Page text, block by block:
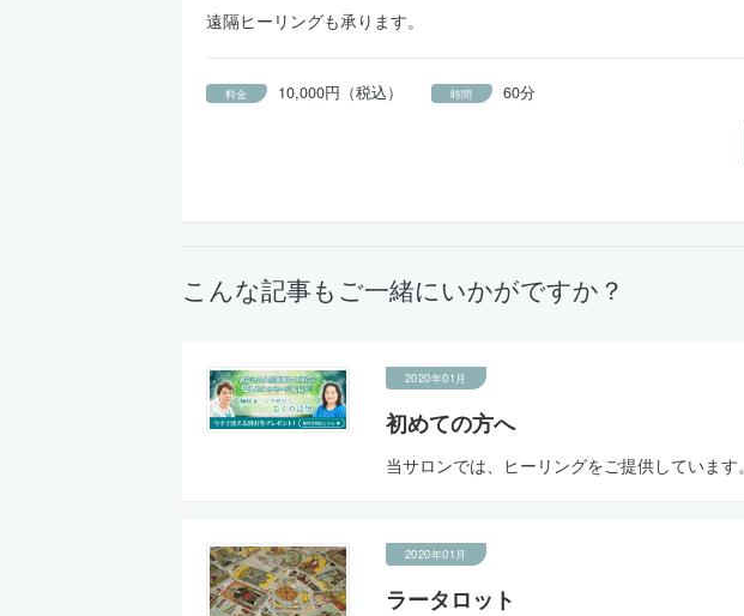
遠隔ヒーリングも承ります。
料金 10,000円（税込） 時間 60分
こんな記事もご一緒にいかがですか？
2020年01月
初めての方へ
当サロンでは、ヒーリングをご提供しています。
2020年01月
ラータロット